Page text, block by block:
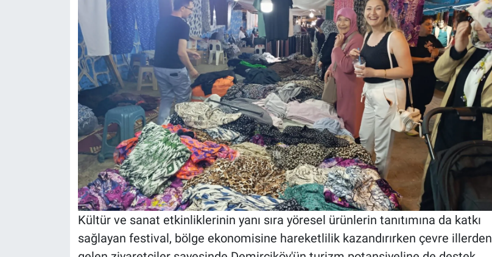
Kültür ve sanat etkinliklerinin yanı sıra yöresel ürünlerin tanıtımına da katkı
sağlayan festival, bölge ekonomisine hareketlilik kazandırırken çevre illerden